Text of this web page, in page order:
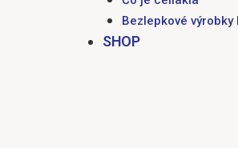
Bezlepkové
SHOP